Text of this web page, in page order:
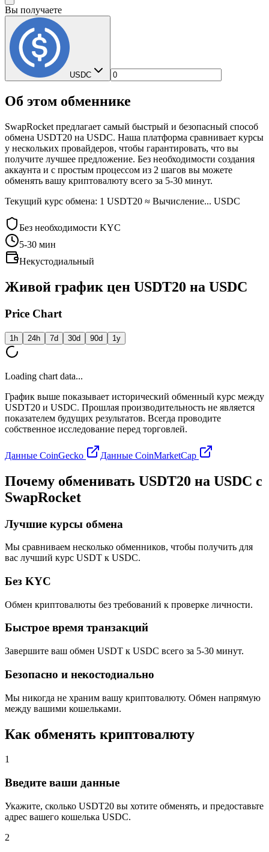
Вы получаете
USDC
Об этом обменнике
SwapRocket предлагает самый быстрый и безопасный способ
обмена USDT20 на USDC. Наша платформа сравнивает курсы
у нескольких провайдеров, чтобы гарантировать, что вы
получите лучшее предложение. Без необходимости создания
аккаунта и с простым процессом из 2 шагов вы можете
обменять вашу криптовалюту всего за 5-30 минут.
Текущий курс обмена: 1 USDT20 ≈ Вычисление... USDC
Без необходимости KYC
5-30 мин
Некустодиальный
Живой график цен USDT20 на USDC
Price Chart
1h 24h 7d 30d 90d 1y
Loading chart data...
График выше показывает исторический обменный курс между
USDT20 и USDC. Прошлая производительность не является
показателем будущих результатов. Всегда проводите
собственное исследование перед торговлей.
Данные CoinGecko Данные CoinMarketCap
Почему обменивать USDT20 на USDC с
SwapRocket
Лучшие курсы обмена
Мы сравниваем несколько обменников, чтобы получить для
вас лучший курс USDT к USDC.
Без KYC
Обмен криптовалюты без требований к проверке личности.
Быстрое время транзакций
Завершите ваш обмен USDT к USDC всего за 5-30 минут.
Безопасно и некостодиально
Мы никогда не храним вашу криптовалюту. Обмен напрямую
между вашими кошельками.
Как обменять криптовалюту
1
Введите ваши данные
Укажите, сколько USDT20 вы хотите обменять, и предоставьте
адрес вашего кошелька USDC.
2